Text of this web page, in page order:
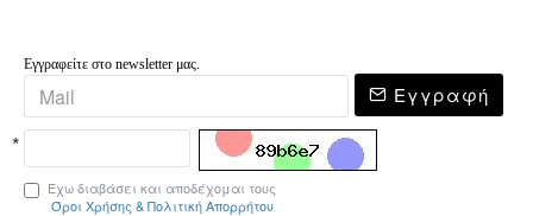
Εγγραφείτε στο newsletter μας.
Εγγραφή
Έχω διαβάσει και αποδέχομαι τους
Όροι Χρήσης & Πολιτική Απορρήτου